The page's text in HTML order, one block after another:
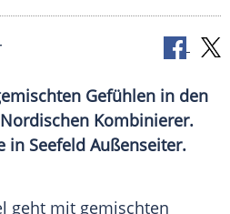
Gefühlen in den
Kombinierer.
in Seefeld Außenseiter.
geht mit gemischten